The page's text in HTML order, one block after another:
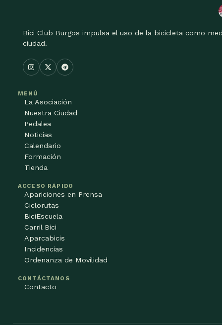
Bici Club Burgos impulsa el uso de la bicicleta como
ciudad.
MENÚ
La Asociación
Nuestra Ciudad
Pedalea
Noticias
Calendario
Formación
Tienda
ACCESO RÁPIDO
Apariciones en Prensa
Ciclorutas
BiciEscuela
Carril Bici
Aparcabicis
Incidencias
Ordenanza de Movilidad
CONTÁCTANOS
Contacto